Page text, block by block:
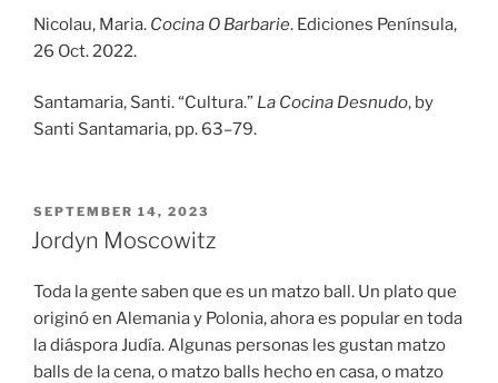
Nicolau, Maria. Cocina O Barbarie. Ediciones Península,
26 Oct. 2022.
Santamaria, Santi. “Cultura.” La Cocina Desnudo, by
Santi Santamaria, pp. 63–79.
POSTED
ON
SEPTEMBER 14, 2023
Jordyn Moscowitz
Toda la gente saben que es un matzo ball. Un plato que
originó en Alemania y Polonia, ahora es popular en toda
la diáspora Judía. Algunas personas les gustan matzo
balls de la cena, o matzo balls hecho en casa, o matzo